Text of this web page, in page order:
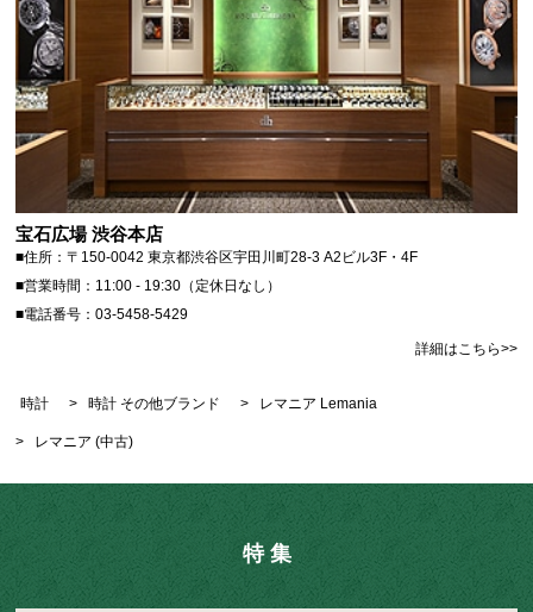
宝石広場 渋谷本店
■住所：〒150-0042 東京都渋谷区宇田川町28-3 A2ビル3F・4F
■営業時間：11:00 - 19:30（定休日なし）
■電話番号：03-5458-5429
詳細はこちら>>
時計 > 時計 その他ブランド > レマニア Lemania
> レマニア (中古)
特 集